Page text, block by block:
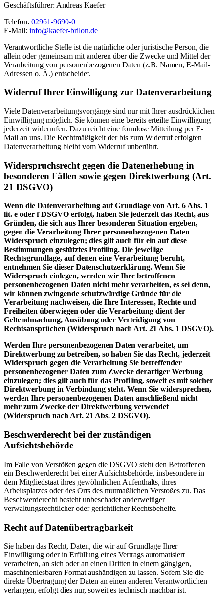
Geschäftsführer: Andreas Kaefer
Telefon: 02961-9690-0
E-Mail: info@kaefer-brilon.de
Verantwortliche Stelle ist die natürliche oder juristische Person, die
allein oder gemeinsam mit anderen über die Zwecke und Mittel der
Verarbeitung von personenbezogenen Daten (z.B. Namen, E-Mail-
Adressen o. Ä.) entscheidet.
Widerruf Ihrer Einwilligung zur Datenverarbeitung
Viele Datenverarbeitungsvorgänge sind nur mit Ihrer ausdrücklichen
Einwilligung möglich. Sie können eine bereits erteilte Einwilligung
jederzeit widerrufen. Dazu reicht eine formlose Mitteilung per E-
Mail an uns. Die Rechtmäßigkeit der bis zum Widerruf erfolgten
Datenverarbeitung bleibt vom Widerruf unberührt.
Widerspruchsrecht gegen die Datenerhebung in
besonderen Fällen sowie gegen Direktwerbung (Art.
21 DSGVO)
Wenn die Datenverarbeitung auf Grundlage von Art. 6 Abs. 1
lit. e oder f DSGVO erfolgt, haben Sie jederzeit das Recht, aus
Gründen, die sich aus Ihrer besonderen Situation ergeben,
gegen die Verarbeitung Ihrer personenbezogenen Daten
Widerspruch einzulegen; dies gilt auch für ein auf diese
Bestimmungen gestütztes Profiling. Die jeweilige
Rechtsgrundlage, auf denen eine Verarbeitung beruht,
entnehmen Sie dieser Datenschutzerklärung. Wenn Sie
Widerspruch einlegen, werden wir Ihre betroffenen
personenbezogenen Daten nicht mehr verarbeiten, es sei denn,
wir können zwingende schutzwürdige Gründe für die
Verarbeitung nachweisen, die Ihre Interessen, Rechte und
Freiheiten überwiegen oder die Verarbeitung dient der
Geltendmachung, Ausübung oder Verteidigung von
Rechtsansprüchen (Widerspruch nach Art. 21 Abs. 1 DSGVO).
Werden Ihre personenbezogenen Daten verarbeitet, um
Direktwerbung zu betreiben, so haben Sie das Recht, jederzeit
Widerspruch gegen die Verarbeitung Sie betreffender
personenbezogener Daten zum Zwecke derartiger Werbung
einzulegen; dies gilt auch für das Profiling, soweit es mit solcher
Direktwerbung in Verbindung steht. Wenn Sie widersprechen,
werden Ihre personenbezogenen Daten anschließend nicht
mehr zum Zwecke der Direktwerbung verwendet
(Widerspruch nach Art. 21 Abs. 2 DSGVO).
Beschwerderecht bei der zuständigen
Aufsichtsbehörde
Im Falle von Verstößen gegen die DSGVO steht den Betroffenen
ein Beschwerderecht bei einer Aufsichtsbehörde, insbesondere in
dem Mitgliedstaat ihres gewöhnlichen Aufenthalts, ihres
Arbeitsplatzes oder des Orts des mutmaßlichen Verstoßes zu. Das
Beschwerderecht besteht unbeschadet anderweitiger
verwaltungsrechtlicher oder gerichtlicher Rechtsbehelfe.
Recht auf Datenübertragbarkeit
Sie haben das Recht, Daten, die wir auf Grundlage Ihrer
Einwilligung oder in Erfüllung eines Vertrags automatisiert
verarbeiten, an sich oder an einen Dritten in einem gängigen,
maschinenlesbaren Format aushändigen zu lassen. Sofern Sie die
direkte Übertragung der Daten an einen anderen Verantwortlichen
verlangen, erfolgt dies nur, soweit es technisch machbar ist.